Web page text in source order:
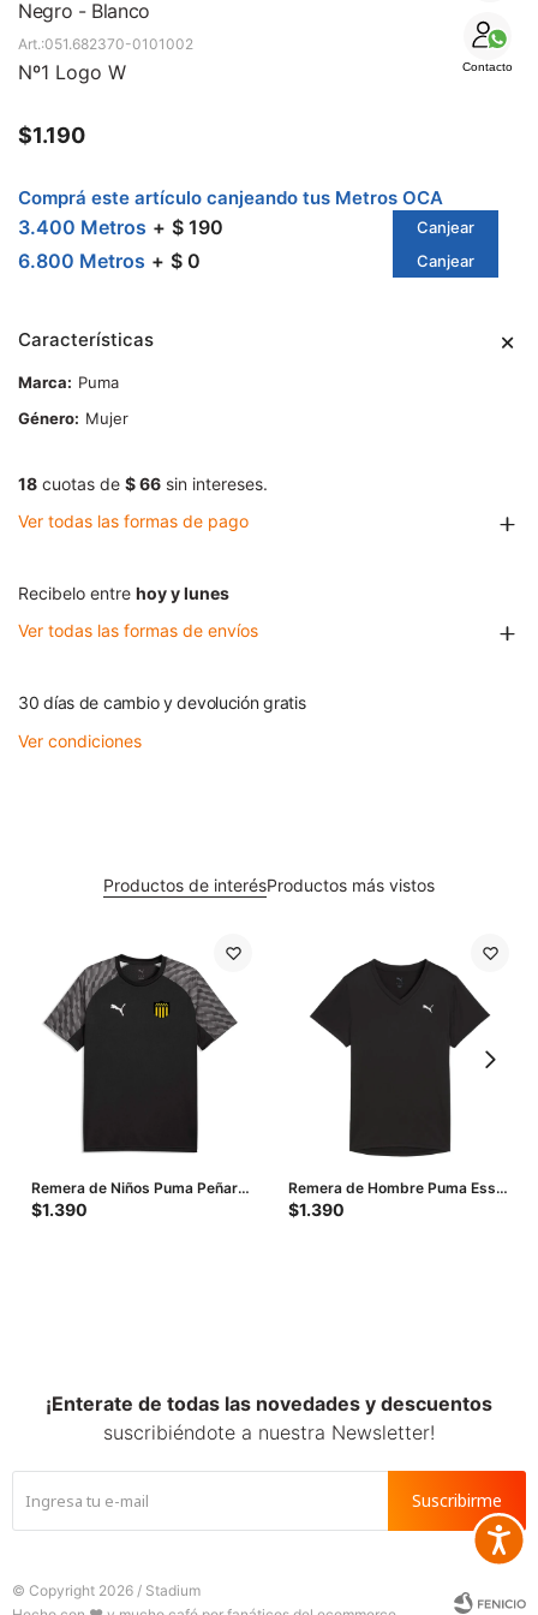
Negro - Blanco
Contacto
051.682370-0101002
Nº1 Logo W
$1.190
Comprá este artículo canjeando tus Metros OCA
3.400 Metros $ 190 Canjear
6.800 Metros $ 0 Canjear
Características
Marca
Puma
Género
Mujer
18 cuotas de $ 66 sin intereses.
Ver todas las formas de pago
Recibelo entre hoy y lunes
Ver todas las formas de envíos
30 días de cambio y devolución gratis
Ver condiciones
Productos de interésProductos más vistos
Remera de Niños Puma Peñarol
Team Liga Junior - Negro - Gris
$1.390
Remera de Hombre Puma Ess
Vneck - Negro
$1.390
¡Enterate de todas las novedades y descuentos
suscribiéndote a nuestra Newsletter!
Suscribirme
© Copyright 2026 / Stadium